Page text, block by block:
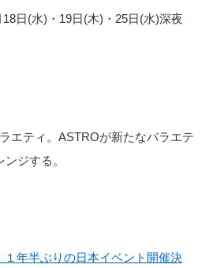
日(水)・19日(木)・25日(水)深夜
エティ。ASTROが新たなバラエテ
ジする。
年半ぶりの日本イベント開催決